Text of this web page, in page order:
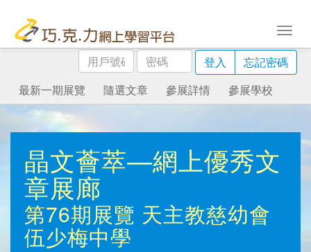
用
戶
號
碼
密
碼
登入
忘記密碼
最新一期展覽
隨選文章 參展詳情 參展學校
晶文薈萃—網上優秀文
章展廊
第76期展覽 天主教慈幼會
伍少梅中學